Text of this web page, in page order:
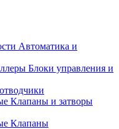
Автоматика и
Блоки управления и
Клапаны и затворы
Клапаны